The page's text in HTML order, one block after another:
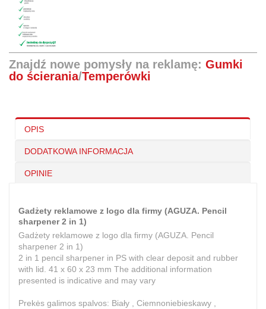
Znajdź nowe pomysły na reklamę: Gumki
do ścierania/Temperówki
OPIS
DODATKOWA INFORMACJA
OPINIE
Gadżety reklamowe z logo dla firmy (AGUZA. Pencil
sharpener 2 in 1)
Gadżety reklamowe z logo dla firmy (AGUZA. Pencil
sharpener 2 in 1)
2 in 1 pencil sharpener in PS with clear deposit and rubber
with lid. 41 x 60 x 23 mm The additional information
presented is indicative and may vary
Prekės galimos spalvos: Biały , Ciemnoniebieskawy ,